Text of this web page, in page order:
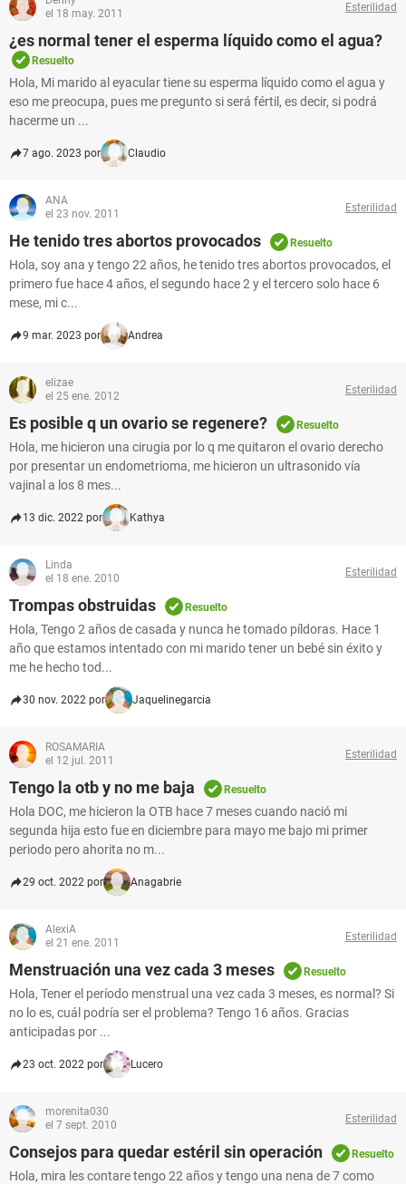
el 18 may. 2011
Esterilidad
¿es normal tener el esperma líquido como el agua?
Resuelto
Hola, Mi marido al eyacular tiene su esperma líquido como el agua y
eso me preocupa, pues me pregunto si será fértil, es decir, si podrá
hacerme un ...
7 ago. 2023 por Claudio
ANA
el 23 nov. 2011
Esterilidad
He tenido tres abortos provocados Resuelto
Hola, soy ana y tengo 22 años, he tenido tres abortos provocados, el
primero fue hace 4 años, el segundo hace 2 y el tercero solo hace 6
mese, mi c...
9 mar. 2023 por Andrea
elizae
el 25 ene. 2012
Esterilidad
Es posible q un ovario se regenere? Resuelto
Hola, me hicieron una cirugia por lo q me quitaron el ovario derecho
por presentar un endometrioma, me hicieron un ultrasonido vía
vajinal a los 8 mes...
13 dic. 2022 por Kathya
Linda
el 18 ene. 2010
Esterilidad
Trompas obstruidas Resuelto
Hola, Tengo 2 años de casada y nunca he tomado píldoras. Hace 1
año que estamos intentado con mi marido tener un bebé sin éxito y
me he hecho tod...
30 nov. 2022 por Jaquelinegarcia
ROSAMARIA
el 12 jul. 2011
Esterilidad
Tengo la otb y no me baja Resuelto
Hola DOC, me hicieron la OTB hace 7 meses cuando nació mi
segunda hija esto fue en diciembre para mayo me bajo mi primer
periodo pero ahorita no m...
29 oct. 2022 por Anagabrie
AlexiA
el 21 ene. 2011
Esterilidad
Menstruación una vez cada 3 meses Resuelto
Hola, Tener el período menstrual una vez cada 3 meses, es normal? Si
no lo es, cuál podría ser el problema? Tengo 16 años. Gracias
anticipadas por ...
23 oct. 2022 por Lucero
morenita030
el 7 sept. 2010
Esterilidad
Consejos para quedar estéril sin operación Resuelto
Hola, mira les contare tengo 22 años y tengo una nena de 7 como